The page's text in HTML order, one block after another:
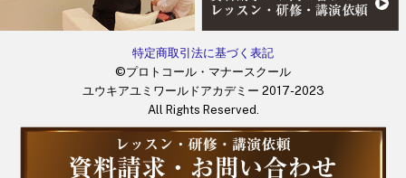
Back
特定商取引法に基づく表記
©プロトコール・マナースクール
ユウキアユミワールドアカデミー 2017-2023
All Rights Reserved.